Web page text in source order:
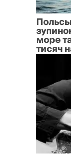
море
тисяч